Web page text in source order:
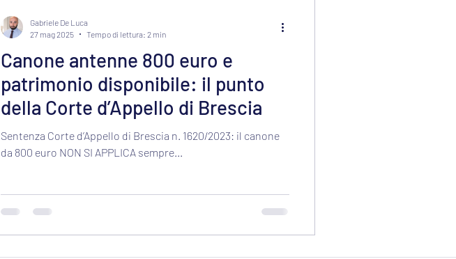
Canone antenne 800 euro e
patrimonio disponibile: il punto
della Corte d’Appello di Brescia
Sentenza Corte d’Appello di Brescia n. 1620/2023: il canone
da 800 euro NON SI APPLICA sempre...
Gabriele De Luca
27 mag 2025
Tempo di lettura: 2 min